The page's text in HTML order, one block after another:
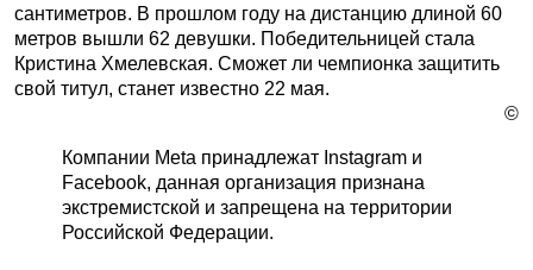
сантиметров. В прошлом году на дистанцию длиной 60
метров вышли 62 девушки. Победительницей стала
Кристина Хмелевская. Сможет ли чемпионка защитить
свой титул, станет известно 22 мая.
©
Компании Meta принадлежат Instagram и
Facebook, данная организация признана
экстремистской и запрещена на территории
Российской Федерации.